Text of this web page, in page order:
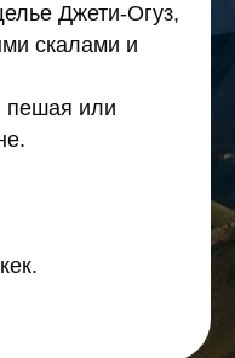
Джети-Огуз,
скалами и
пешая или